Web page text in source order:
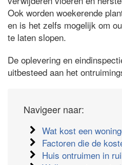
Ook worden woekerende
en is het zelfs mogelijk om
te laten slopen.
De oplevering en
uitbesteed aan het
Navigeer naar:
Wat kost een
Factoren die de
Huis ontruimen in